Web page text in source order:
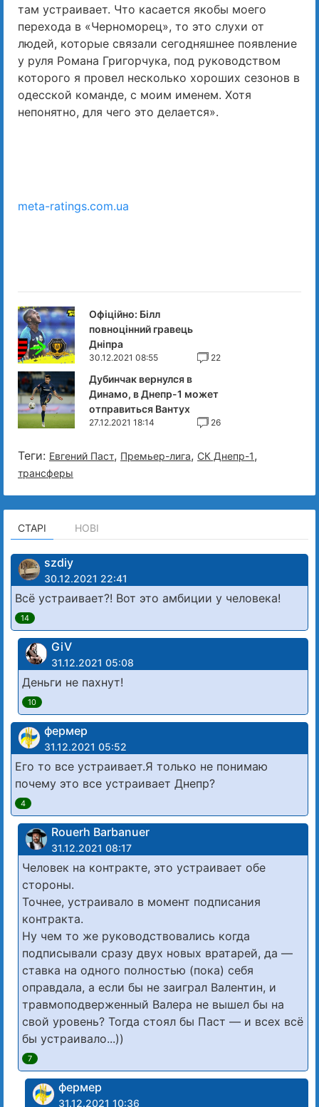
там устраивает. Что касается якобы моего
перехода в «Черноморец», то это слухи от
людей, которые связали сегодняшнее появление
у руля Романа Григорчука, под руководством
которого я провел несколько хороших сезонов в
одесской команде, с моим именем. Хотя
непонятно, для чего это делается».
meta-ratings.com.ua
Офіційно: Білл
повноцінний гравець
Дніпра
30.12.2021 08:55 22
Дубинчак вернулся в
Динамо, в Днепр-1 может
отправиться Вантух
27.12.2021 18:14 26
Теги: Евгений Паст, Премьер-лига, СК Днепр-1,
трансферы
СТАРІ НОВІ
szdiy
30.12.2021 22:41
Всё устраивает?! Вот это амбиции у человека!
14
GiV
31.12.2021 05:08
Деньги не пахнут!
10
фермер
31.12.2021 05:52
Его то все устраивает.Я только не понимаю
почему это все устраивает Днепр?
4
Rouerh Barbanuer
31.12.2021 08:17
Человек на контракте, это устраивает обе
стороны.
Точнее, устраивало в момент подписания
контракта.
Ну чем то же руководствовались когда
подписывали сразу двух новых вратарей, да —
ставка на одного полностью (пока) себя
оправдала, а если бы не заиграл Валентин, и
травмоподверженный Валера не вышел бы на
свой уровень? Тогда стоял бы Паст — и всех всё
бы устраивало...))
7
фермер
31.12.2021 10:36